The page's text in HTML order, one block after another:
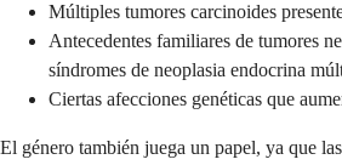
Múltiples tumores carcinoides
Antecedentes familiares de tumores
síndromes de neoplasia endocrina
Ciertas afecciones genéticas que
El género también juega un papel, ya que